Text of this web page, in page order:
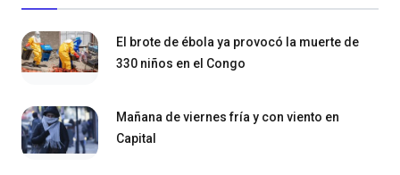
El brote de ébola ya provocó la muerte de
330 niños en el Congo
Mañana de viernes fría y con viento en
Capital